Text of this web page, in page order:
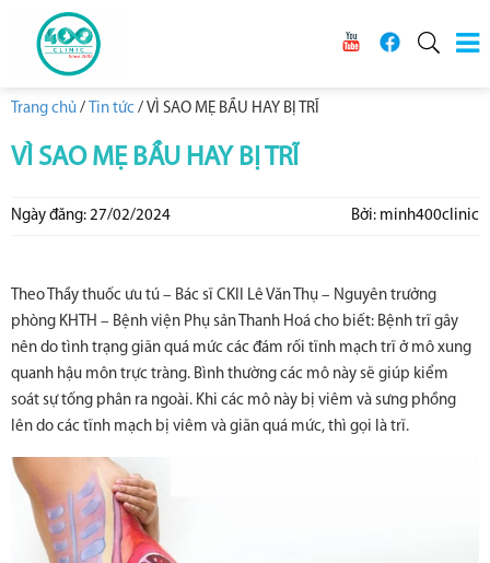
Trang chủ / Tin tức / VÌ SAO MẸ BẦU HAY BỊ TRĨ
VÌ SAO MẸ BẦU HAY BỊ TRĨ
Ngày đăng: 27/02/2024 Bởi: minh400clinic
Theo Thầy thuốc ưu tú – Bác sĩ CKII Lê Văn Thụ – Nguyên trưởng
phòng KHTH – Bệnh viện Phụ sản Thanh Hoá cho biết: Bệnh trĩ gây
nên do tình trạng giãn quá mức các đám rối tĩnh mạch trĩ ở mô xung
quanh hậu môn trực tràng. Bình thường các mô này sẽ giúp kiểm
soát sự tống phân ra ngoài. Khi các mô này bị viêm và sưng phồng
lên do các tĩnh mạch bị viêm và giãn quá mức, thì gọi là trĩ.